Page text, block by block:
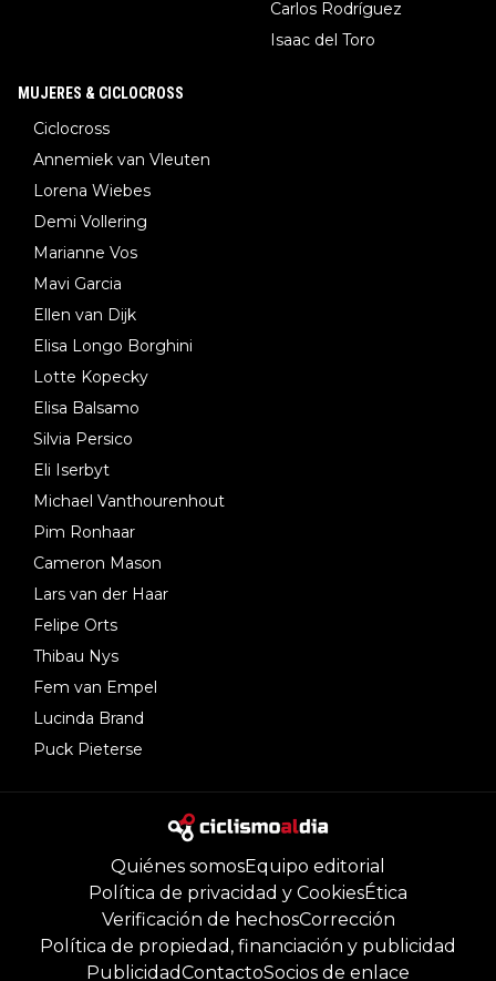
Carlos Rodríguez
Isaac del Toro
MUJERES & CICLOCROSS
Ciclocross
Annemiek van Vleuten
Lorena Wiebes
Demi Vollering
Marianne Vos
Mavi Garcia
Ellen van Dijk
Elisa Longo Borghini
Lotte Kopecky
Elisa Balsamo
Silvia Persico
Eli Iserbyt
Michael Vanthourenhout
Pim Ronhaar
Cameron Mason
Lars van der Haar
Felipe Orts
Thibau Nys
Fem van Empel
Lucinda Brand
Puck Pieterse
Quiénes somosEquipo editorial
Política de privacidad y CookiesÉtica
Verificación de hechosCorrección
Política de propiedad, financiación y publicidad
PublicidadContactoSocios de enlace